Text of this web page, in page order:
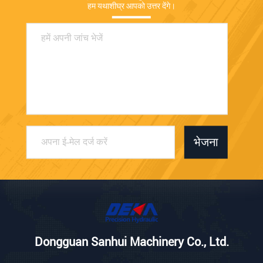
हम यथाशीघ्र आपको उत्तर देंगे।
भेजना
Dongguan Sanhui Machinery Co., Ltd.